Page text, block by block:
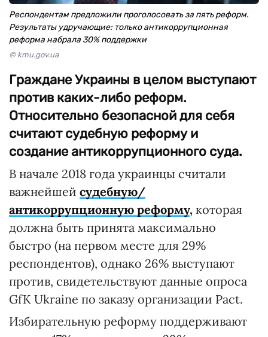
Респондентам предложили проголосовать за пять реформ.
Результаты удручающие: только антикоррупционная
реформа набрала 30% поддержки
© kmu.gov.ua
Граждане Украины в целом выступают
против каких-либо реформ.
Относительно безопасной для себя
считают судебную реформу и
создание антикоррупционного суда.
В начале 2018 года украинцы считали
важнейшей судебную/
антикоррупционную реформу, которая
должна быть принята максимально
быстро (на первом месте для 29%
респондентов), однако 26% выступают
против, свидетельствуют данные опроса
GfK Ukraine по заказу организации Pact.
Избирательную реформу поддерживают